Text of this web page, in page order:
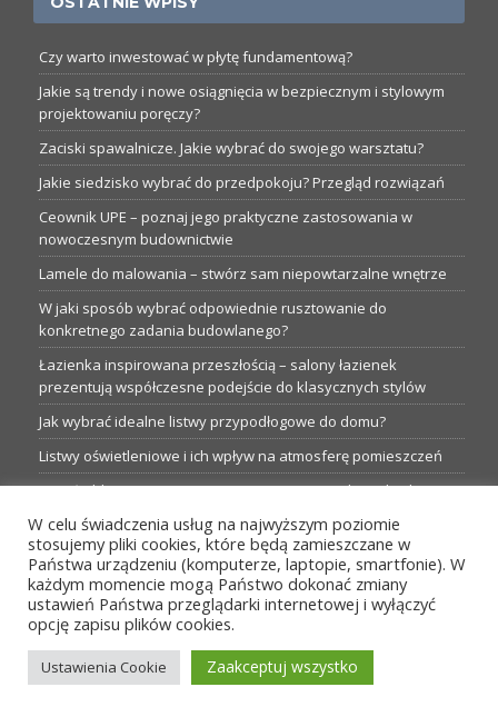
Czy warto inwestować w płytę fundamentową?
Jakie są trendy i nowe osiągnięcia w bezpiecznym i stylowym
projektowaniu poręczy?
Zaciski spawalnicze. Jakie wybrać do swojego warsztatu?
Jakie siedzisko wybrać do przedpokoju? Przegląd rozwiązań
Ceownik UPE – poznaj jego praktyczne zastosowania w
nowoczesnym budownictwie
Lamele do malowania – stwórz sam niepowtarzalne wnętrze
W jaki sposób wybrać odpowiednie rusztowanie do
konkretnego zadania budowlanego?
Łazienka inspirowana przeszłością – salony łazienek
prezentują współczesne podejście do klasycznych stylów
Jak wybrać idealne listwy przypodłogowe do domu?
Listwy oświetleniowe i ich wpływ na atmosferę pomieszczeń
Garaże blaszane: Nieocenione magazyny podczas budowy
Profesjonalne hurtownie dla każdego budowlańca i instalatora
Proste metamorfozy aranżacji w łazience: 5 praktycznych
pomysłów
W celu świadczenia usług na najwyższym poziomie
stosujemy pliki cookies, które będą zamieszczane w
Państwa urządzeniu (komputerze, laptopie, smartfonie). W
każdym momencie mogą Państwo dokonać zmiany
ustawień Państwa przeglądarki internetowej i wyłączyć
opcję zapisu plików cookies.
Ustawienia Cookie Zaakceptuj wszystko